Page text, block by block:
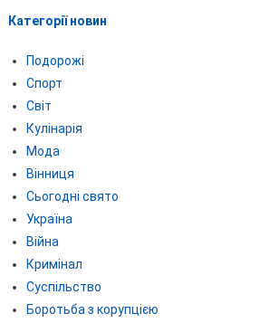
Категорії новин
Подорожі
Спорт
Світ
Кулінарія
Мода
Вінниця
Сьогодні свято
Україна
Війна
Кримінал
Суспільство
Боротьба з корупцією